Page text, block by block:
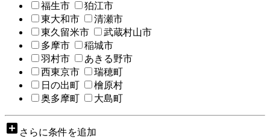
福生市
狛江市
東大和市
清瀬市
東久留米市
武蔵村山市
多摩市
稲城市
羽村市
あきる野市
西東京市
瑞穂町
日の出町
檜原村
奥多摩町
大島町
add_box さらに条件を追加